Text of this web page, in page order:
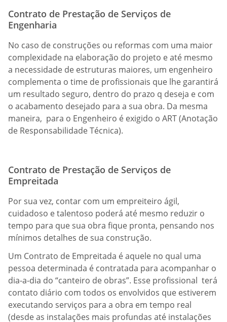
Contrato de Prestação de Serviços de
Engenharia
No caso de construções ou reformas com uma maior
complexidade na elaboração do projeto e até mesmo
a necessidade de estruturas maiores, um engenheiro
complementa o time de profissionais que lhe garantirá
um resultado seguro, dentro do prazo q deseja e com
o acabamento desejado para a sua obra. Da mesma
maneira, para o Engenheiro é exigido o ART (Anotação
de Responsabilidade Técnica).
Contrato de Prestação de Serviços de
Empreitada
Por sua vez, contar com um empreiteiro ágil,
cuidadoso e talentoso poderá até mesmo reduzir o
tempo para que sua obra fique pronta, pensando nos
mínimos detalhes de sua construção.
Um Contrato de Empreitada é aquele no qual uma
pessoa determinada é contratada para acompanhar o
dia-a-dia do “canteiro de obras”. Esse profissional terá
contato diário com todos os envolvidos que estiverem
executando serviços para a obra em tempo real
(desde as instalações mais profundas até instalações